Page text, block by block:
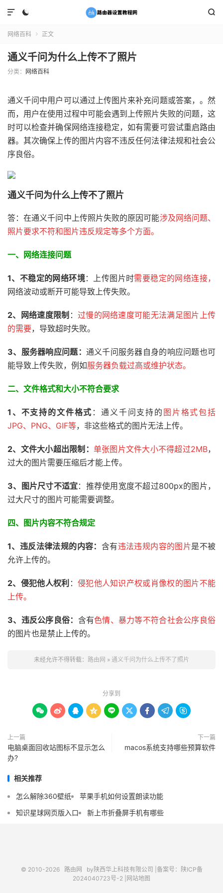
 

网络百科  正文
通义千问为什么上传不了照片
分类： 网络百科
通义千问中用户可以通过上传图片来补充问题或答案，。然
而，用户在使用过程中可能会遇到上传照片失败的问题，这
时可以检查并确保网络连接稳定，如有需要可尝试重启路由
器。其次确保上传的图片内容不违反任何法律法规和社会公
序良俗。
通义千问为什么上传不了照片
答：在通义千问中上传照片失败的原因可能涉及网络问题、
照片要求不符和图片违反规定等多个方面。
一、网络连接问题
1、不稳定的网络环境：上传图片时需要稳定的网络连接，
网络波动或断开可能导致上传失败。
2、 网络速度限制 ： 过慢的网络速度可能无法满足图片上传
的需要，导致超时失败。
3、服务器响应问题： 通义千问服务器自身的响应问题也可
能导致上传失败，例如服务器负载过高或维护状态。
二、 文件格式和大小不符合要求
1、不支持的文件格式 ：通义千问支持的 图片格式包括
JPG、PNG、GIF等，非这些格式的图片无法上传。
2、文件大小超出限制： 单张图片文件大小不得超过2MB，
过大的图片需要压缩后才能上传。
3、 图片尺寸不适宜：推荐使用宽度不超过800px的图片，
过大尺寸的图片可能需要调整。
四、图片内容不符合规定
1、违反法律法规的内容： 含有违法违规内容的图片是不被
允许上传的。
2、 侵犯他人权利 ： 侵犯他人知识产权或肖像权的图片不能
上传。
3、违反公序良俗： 含有色情、暴力等不符合社会公序良俗
的图片也是禁止上传的。
未经允许不得转载： 路由网 » 通义千问为什么上传不了照片
分享到
        
上一篇
电脑桌面回收站图标不显示怎么
办?
下一篇
macos系统支持哪些预算软件
相关推荐
怎么解除360壁纸
苹果手机如何设置朗读功能
知识星球网页版入口
新上市折叠屏手机有哪些
© 2010-2026 路由网 by陕西华上科技有限公司 | 备案号：陕ICP备
2024040723号-2 | 网站地图